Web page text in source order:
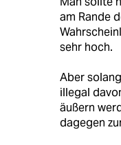
am Rande
sehr hoch.
Aber
illegal
äußern
dagegen